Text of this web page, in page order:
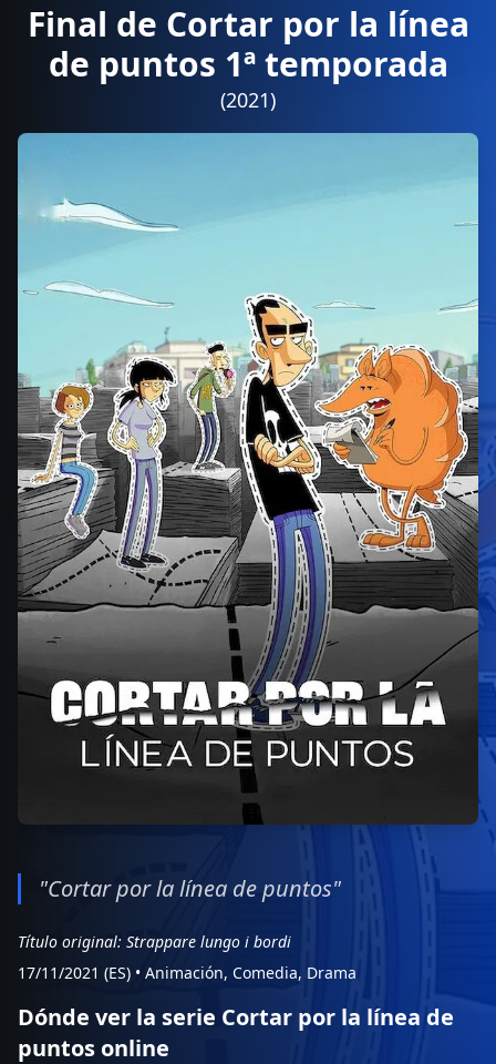
Final de Cortar por la línea
de puntos 1ª temporada
(2021)
"Cortar por la línea de puntos"
Título original: Strappare lungo i bordi
17/11/2021 (ES) • Animación, Comedia, Drama
Dónde ver la serie Cortar por la línea de
puntos online